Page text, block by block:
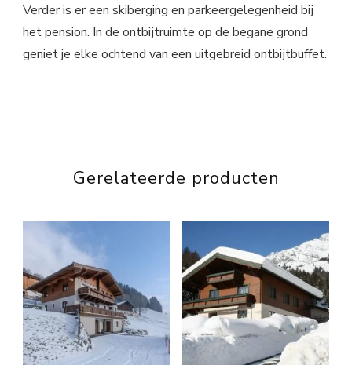
Verder is er een skiberging en parkeergelegenheid bij
het pension. In de ontbijtruimte op de begane grond
geniet je elke ochtend van een uitgebreid ontbijtbuffet.
Gerelateerde producten